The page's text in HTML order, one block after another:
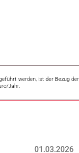
werden, ist der Bezug
Jahr.
01.03.2026